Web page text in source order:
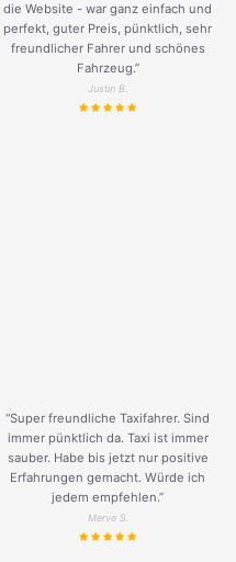
die Website - war ganz einfach und
perfekt, guter Preis, pünktlich, sehr
freundlicher Fahrer und schönes
Fahrzeug.”
Justin B.
“Super freundliche Taxifahrer. Sind
immer pünktlich da. Taxi ist immer
sauber. Habe bis jetzt nur positive
Erfahrungen gemacht. Würde ich
jedem empfehlen.”
Merve S.